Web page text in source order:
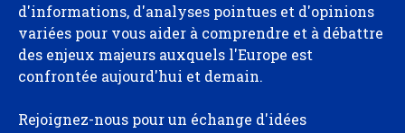
d'informations, d'analyses pointues et d'opinions
variées pour vous aider à comprendre et à débattre
des enjeux majeurs auxquels l'Europe est
confrontée aujourd'hui et demain.
Rejoignez-nous pour un échange d'idées